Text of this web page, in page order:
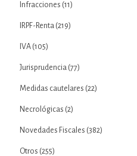
Infracciones (11)
IRPF-Renta (219)
IVA (105)
Jurisprudencia (77)
Medidas cautelares (22)
Necrológicas (2)
Novedades Fiscales (382)
Otros (255)